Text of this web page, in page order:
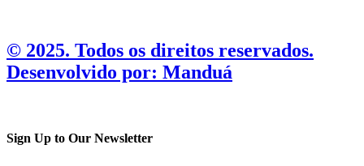
©️ 2025. Todos os direitos reservados.
Desenvolvido por: Manduá
Sign Up to Our Newsletter